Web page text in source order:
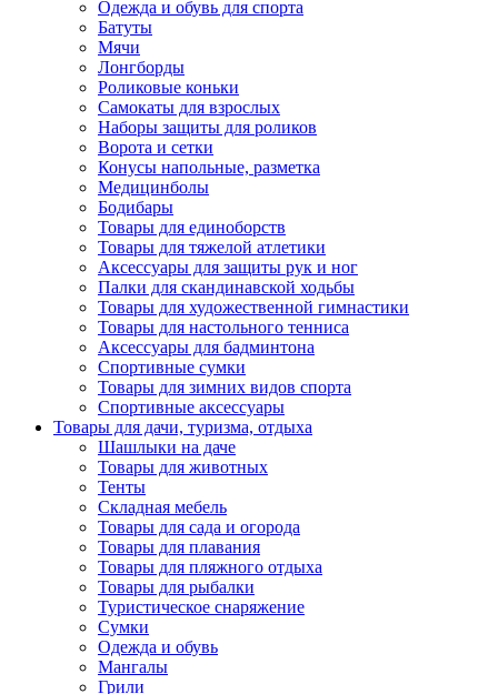
Одежда и обувь для спорта
Батуты
Мячи
Лонгборды
Роликовые коньки
Самокаты для взрослых
Наборы защиты для роликов
Ворота и сетки
Конусы напольные, разметка
Медицинболы
Бодибары
Товары для единоборств
Товары для тяжелой атлетики
Аксессуары для защиты рук и ног
Палки для скандинавской ходьбы
Товары для художественной гимнастики
Товары для настольного тенниса
Аксессуары для бадминтона
Спортивные сумки
Товары для зимних видов спорта
Спортивные аксессуары
Товары для дачи, туризма, отдыха
Шашлыки на даче
Товары для животных
Тенты
Складная мебель
Товары для сада и огорода
Товары для плавания
Товары для пляжного отдыха
Товары для рыбалки
Туристическое снаряжение
Сумки
Одежда и обувь
Мангалы
Грили